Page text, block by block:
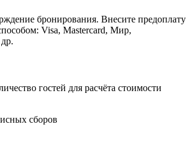
бронирования. Внесите предоплату
Visa, Mastercard, Мир,
гостей для расчёта стоимости
сборов